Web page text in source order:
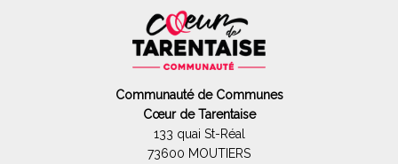
Communauté de Communes
Cœur de Tarentaise
133 quai St-Réal
73600 MOUTIERS